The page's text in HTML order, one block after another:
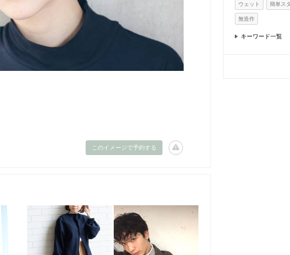
このイメージで予約する
ウェット 簡単ス
無造作
キーワード一覧